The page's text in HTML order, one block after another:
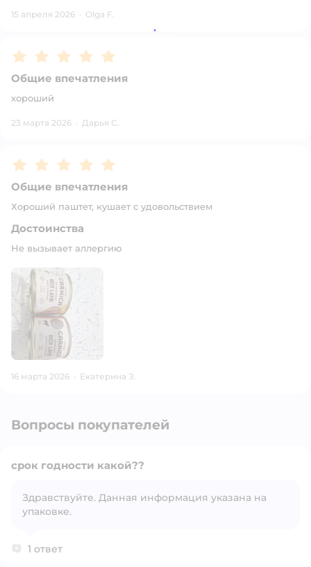
15 апреля 2026 · Olga F.
Рейтинг:5
Общие впечатления
хороший
23 марта 2026 · Дарья С.
Рейтинг:5
Общие впечатления
Хороший паштет, кушает с удовольствием
Достоинства
Не вызывает аллергию
16 марта 2026 · Екатерина З.
Вопросы покупателей
срок годности какой??
Здравствуйте. Данная информация указана на
упаковке.
1 ответ